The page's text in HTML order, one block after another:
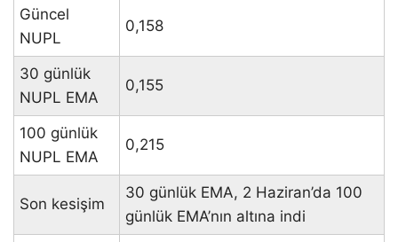
Güncel
NUPL
0,158
30 günlük
NUPL EMA
0,155
100 günlük
NUPL EMA
0,215
Son kesişim
30 günlük EMA, 2 Haziran’da 100
günlük EMA’nın altına indi